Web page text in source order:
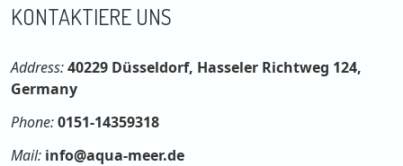
KONTAKTIERE UNS
Address:40229 Düsseldorf, Hasseler Richtweg 124,
Germany
Phone:0151-14359318
Mail: info@aqua-meer.de